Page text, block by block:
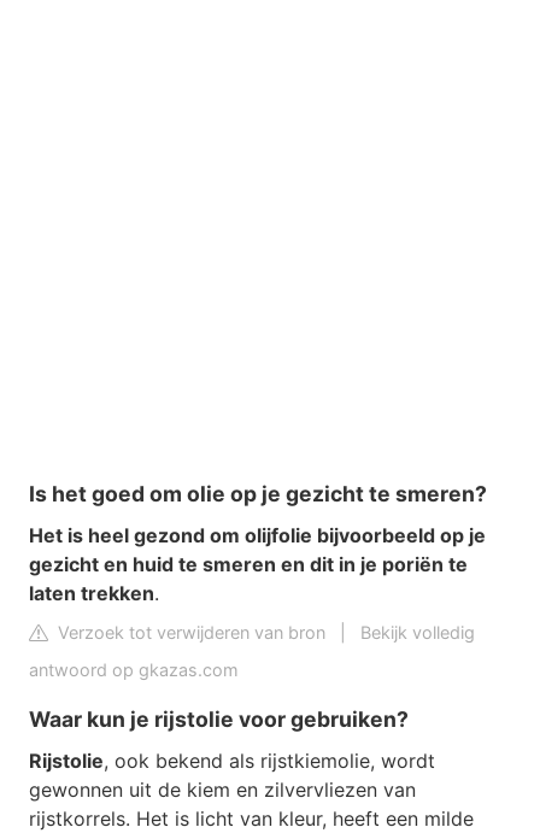
Is het goed om olie op je gezicht te smeren?
Het is heel gezond om olijfolie bijvoorbeeld op je
gezicht en huid te smeren en dit in je poriën te
laten trekken.
Verzoek tot verwijderen van bron
Bekijk volledig
antwoord op gkazas.com
Waar kun je rijstolie voor gebruiken?
Rijstolie, ook bekend als rijstkiemolie, wordt
gewonnen uit de kiem en zilvervliezen van
rijstkorrels. Het is licht van kleur, heeft een milde